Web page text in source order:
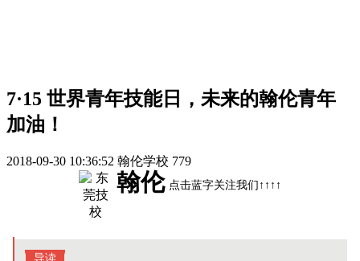
7·15 世界青年技能日，未来的翰伦青年
加油！
2018-09-30 10:36:52 翰伦学校 779
翰伦 点击蓝字关注我们↑↑↑↑
导读